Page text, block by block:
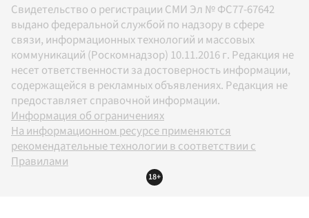
Свидетельство о регистрации СМИ Эл № ФС77-67642
выдано федеральной службой по надзору в сфере
связи, информационных технологий и массовых
коммуникаций (Роскомнадзор) 10.11.2016 г. Редакция не
несет ответственности за достоверность информации,
содержащейся в рекламных объявлениях. Редакция не
предоставляет справочной информации.
Информация об ограничениях
На информационном ресурсе применяются
рекомендательные технологии в соответствии с
Правилами
18+